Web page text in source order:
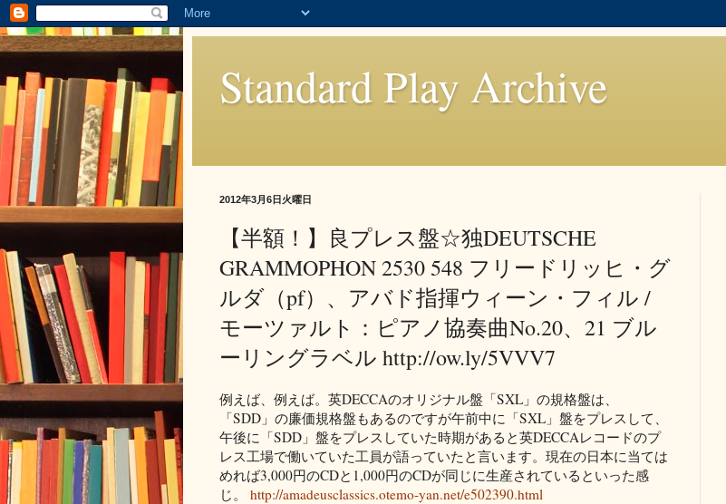
Standard Play Archive
2012年3月6日火曜日
【半額！】良プレス盤☆独DEUTSCHE
GRAMMOPHON 2530 548 フリードリッヒ・グ
ルダ（pf）、アバド指揮ウィーン・フィル /
モーツァルト：ピアノ協奏曲No.20、21 ブル
ーリングラベル http://ow.ly/5VVV7
例えば、例えば。英DECCAのオリジナル盤「SXL」の規格盤は、
「SDD」の廉価規格盤もあるのですが午前中に「SXL」盤をプレスして、
午後に「SDD」盤をプレスしていた時期があると英DECCAレコードのプ
レス工場で働いていた工員が語っていたと言います。現在の日本に当ては
めれば3,000円のCDと1,000円のCDが同じに生産されているといった感
じ。 http://amadeusclassics.otemo-yan.net/e502390.html